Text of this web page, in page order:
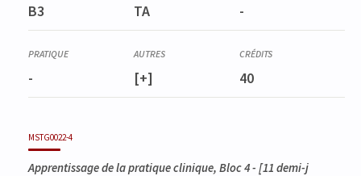
B3 TA -
- [+] 40
MSTG0022-4
Apprentissage de la pratique clinique, Bloc 4- [11 demi-j